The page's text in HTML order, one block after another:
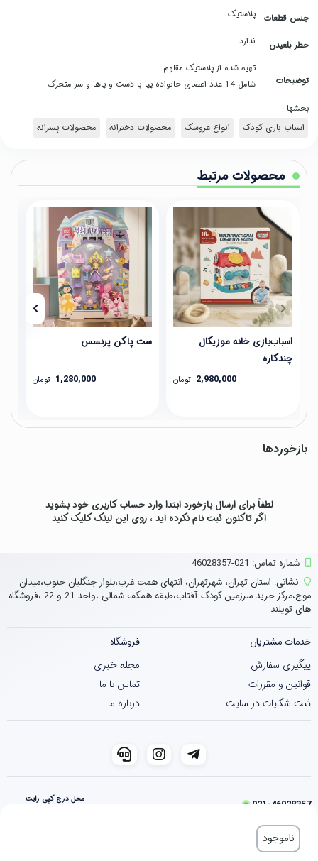
ناموجود
جنس قطعات پلاستیک
خطر بلعیدن ندارد
توضیحات
تهیه شده از پلاستیک مقاوم
شامل 14 عدد اعضای خانواده پپا با دست و پاها و سر متحرک
بخشها :
اسباب بازی کودک
انواع عروسک محصولات دخترانه محصولات پسرانه
محصولات مرتبط
اسباب‌بازی خانه موزیکال
چندکاره
2,980,000 تومان
ست پاکن پرنسس
1,280,000 تومان
بازخوردها
لطفاً برای ارسال بازخورد ابتدا وارد حساب کاربری خود بشوید
اگر تاکنون ثبت نام نکرده اید ، روی این لینککلیک کنید
شماره تماس‌: 021-46028357
نشانی: استان تهران، شهرتهران، انتهای همت غرب،بلوار جنگلبان جنوب،میدان
موج،مرکز خرید سرزمین کودک آفتاب،طبقه همکف شمالی ،واحد 21 و 22 ،فروشگاه
های تویلند
خدمات مشتریان
پیگیری سفارش
قوانین و مقررات
ثبت شکایات در سایت
فروشگاه
مجله خبری
تماس با ما
درباره ما
021-46028357
محل درج کپی رایت